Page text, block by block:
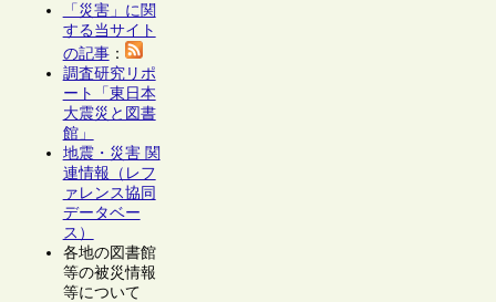
「災害」に関
する当サイト
の記事：
調査研究リポ
ート「東日本
大震災と図書
館」
地震・災害 関
連情報（レフ
ァレンス協同
データベー
ス）
各地の図書館
等の被災情報
等について